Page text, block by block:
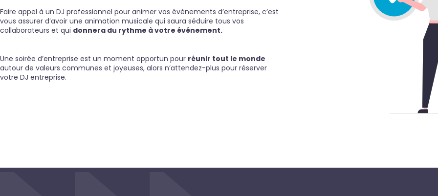
Faire appel à un DJ professionnel pour animer vos évènements d’entreprise, c’est
vous assurer d’avoir une animation musicale qui saura séduire tous vos
collaborateurs et qui donnera du rythme à votre événement.
Une soirée d’entreprise est un moment opportun pour réunir tout le monde
autour de valeurs communes et joyeuses, alors n’attendez-plus pour réserver
votre DJ entreprise.